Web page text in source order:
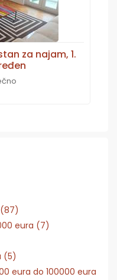
za najam, 1.
eura (7)
(5)
eura do 100000 eura